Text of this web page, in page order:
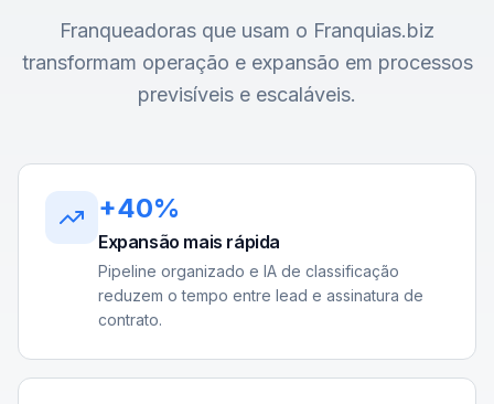
Franqueadoras que usam o Franquias.biz
transformam operação e expansão em processos
previsíveis e escaláveis.
+40%
Expansão mais rápida
Pipeline organizado e IA de classificação
reduzem o tempo entre lead e assinatura de
contrato.